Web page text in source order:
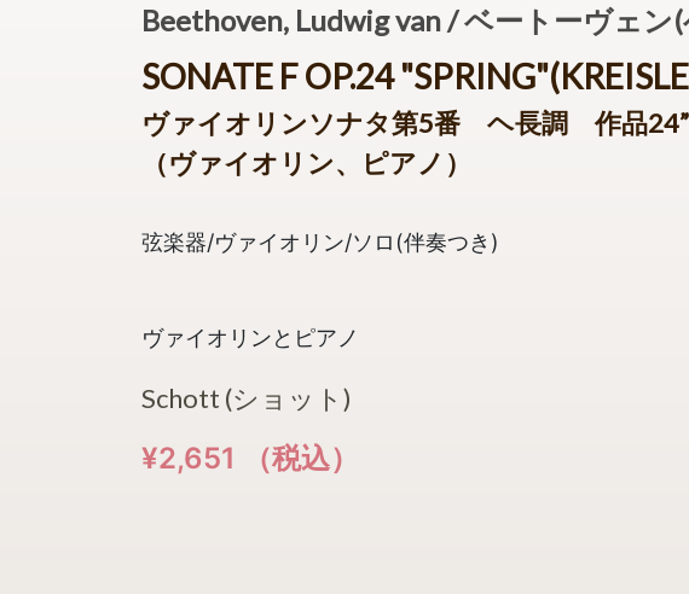
Beethoven, Ludwig van / ベートーヴェン
SONATE F OP.24
ヴァイオリンソナタ第5番 ヘ長調 作品24”
（ヴァイオリン、ピアノ）
弦楽器/ヴァイオリン/ソロ(伴奏つき)
ヴァイオリンとピアノ
Schott (ショット)
¥2,651 （税込）